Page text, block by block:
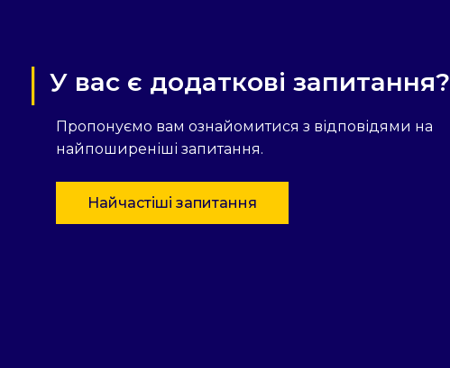
У вас є додаткові запитання?
Пропонуємо вам ознайомитися з відповідями на
найпоширеніші запитання.
Найчастіші запитання